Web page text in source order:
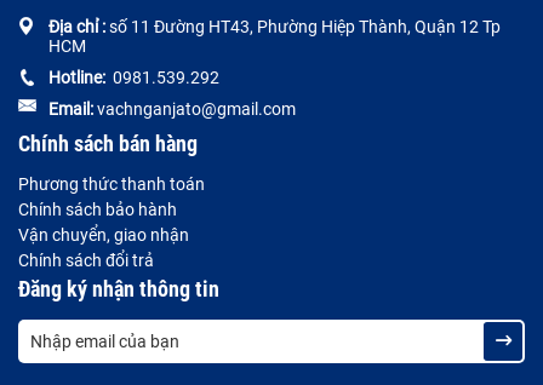
Địa chỉ :số 11 Đường HT43, Phường Hiệp Thành, Quận 12 Tp
HCM
Hotline: 0981.539.292
Email:vachnganjato@gmail.com
Chính sách bán hàng
Phương thức thanh toán
Chính sách bảo hành
Vận chuyển, giao nhận
Chính sách đổi trả
Đăng ký nhận thông tin